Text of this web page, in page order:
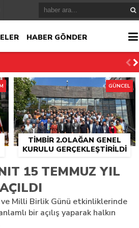
HABER GÖNDER
TİMBİR 2.OLAĞAN GENEL
KURULU GERÇEKLEŞTIRILDI
GÜNCEL
15 TEMMUZ YIL
Milli Birlik Günü etkinliklerinde
bir açılış yaparak halkın